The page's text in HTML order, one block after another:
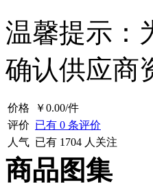
温馨提示：
确认供应商
价格 ￥0.00/件
评价 已有 0 条评价
人气 已有 1704 人关注
商品图集